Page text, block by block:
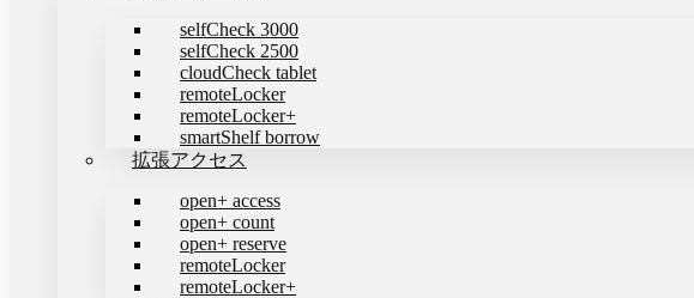
selfCheck 3000
selfCheck 2500
cloudCheck tablet
remoteLocker
remoteLocker+
smartShelf borrow
拡張アクセス
open+ access
open+ count
open+ reserve
remoteLocker
remoteLocker+